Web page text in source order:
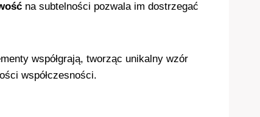
na subtelności pozwala im dostrzegać
współgrają, tworząc unikalny wzór
współczesności.